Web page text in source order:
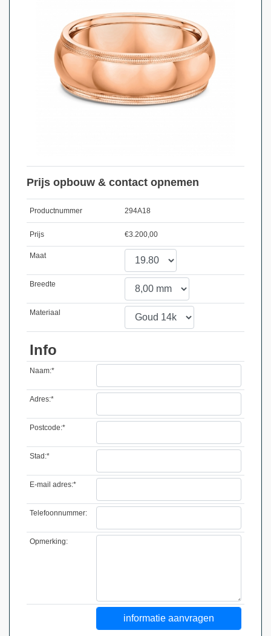
Prijs opbouw & contact opnemen
Productnummer 294A18
Prijs €3.200,00
Maat
Breedte
Materiaal
Info
Naam:*
Adres:*
Postcode:*
Stad:*
E-mail adres:*
Telefoonnummer:
Opmerking: